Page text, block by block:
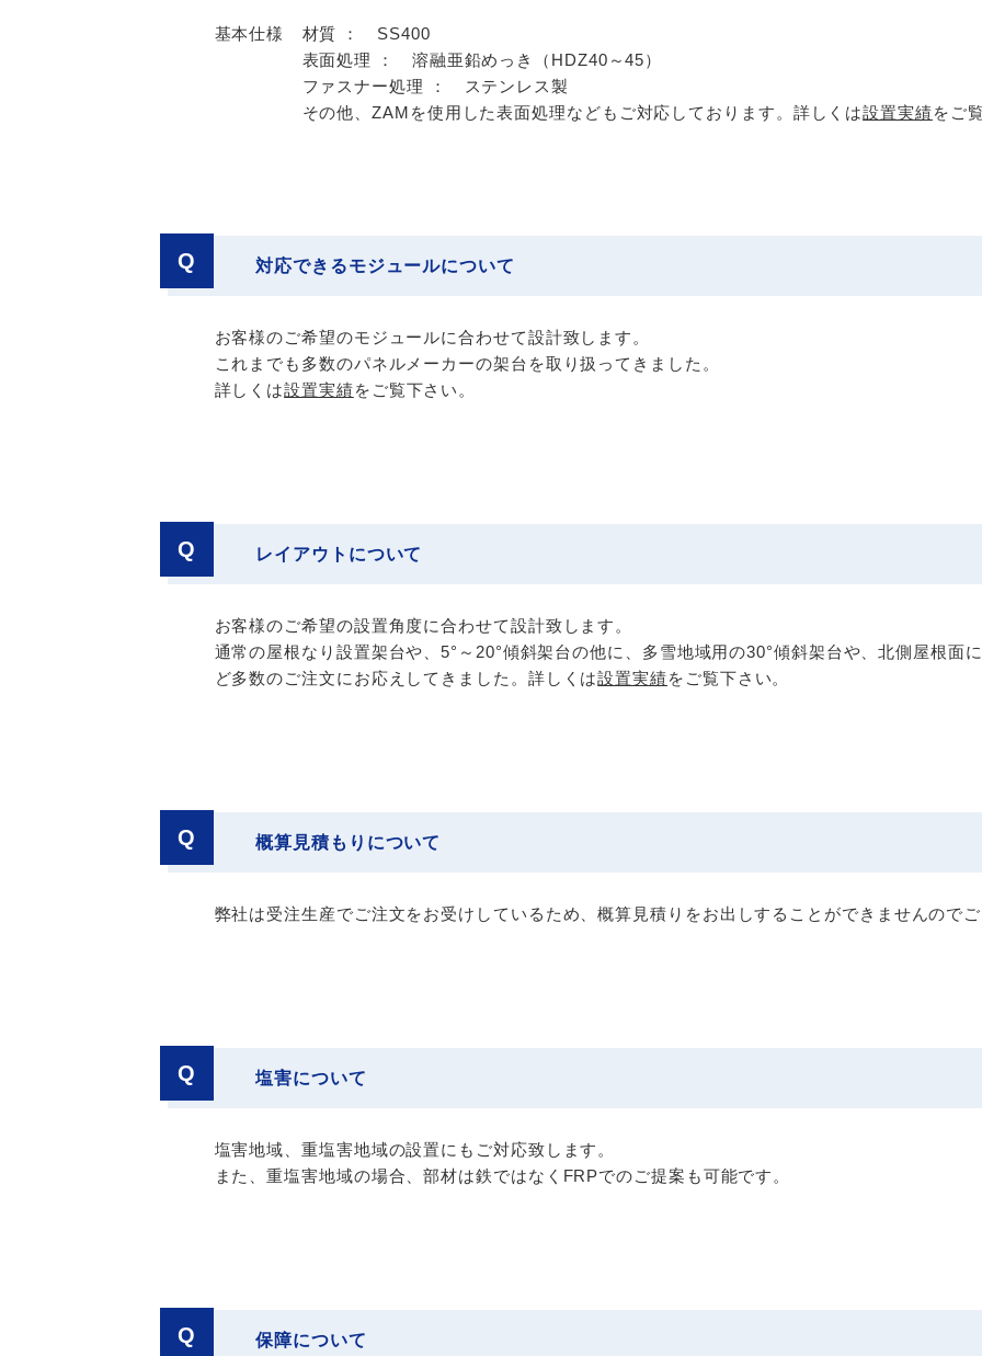
基本仕様
材質 ： SS400
表面処理 ： 溶融亜鉛めっき（HDZ40～45）
ファスナー処理 ： ステンレス製
その他、ZAMを使用した表面処理などもご対応しております。詳しくは設置実績をご
Q 対応できるモジュールについて
お客様のご希望のモジュールに合わせて設計致します。
これまでも多数のパネルメーカーの架台を取り扱ってきました。
詳しくは設置実績をご覧下さい。
Q レイアウトについて
お客様のご希望の設置角度に合わせて設計致します。
通常の屋根なり設置架台や、5°～20°傾斜架台の他に、多雪地域用の30°傾斜架台や、北側屋根面
ど多数のご注文にお応えしてきました。詳しくは設置実績をご覧下さい。
Q 概算見積もりについて
弊社は受注生産でご注文をお受けしているため、概算見積りをお出しすることができませんのでご
Q 塩害について
塩害地域、重塩害地域の設置にもご対応致します。
また、重塩害地域の場合、部材は鉄ではなくFRPでのご提案も可能です。
Q 保障について